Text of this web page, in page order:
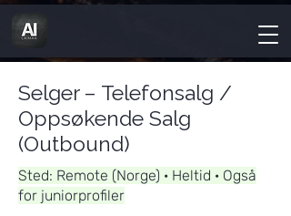
Selger – Telefonsalg /
Oppsøkende Salg
(Outbound)
Sted: Remote (Norge) · Heltid · Også
for juniorprofiler